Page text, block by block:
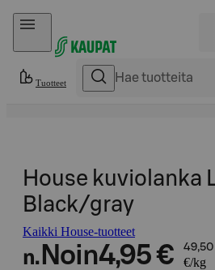
Hyppää sisältöön
Tuotteet
House kuviolanka
Black/gray
Kaikki House-tuotteet
n. Noin4,95 €
€/kg